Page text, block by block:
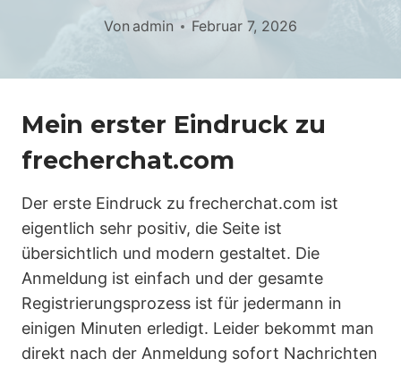
Von admin Februar 7, 2026
Mein erster Eindruck zu
frecherchat.com
Der erste Eindruck zu frecherchat.com ist
eigentlich sehr positiv, die Seite ist
übersichtlich und modern gestaltet. Die
Anmeldung ist einfach und der gesamte
Registrierungsprozess ist für jedermann in
einigen Minuten erledigt. Leider bekommt man
direkt nach der Anmeldung sofort Nachrichten